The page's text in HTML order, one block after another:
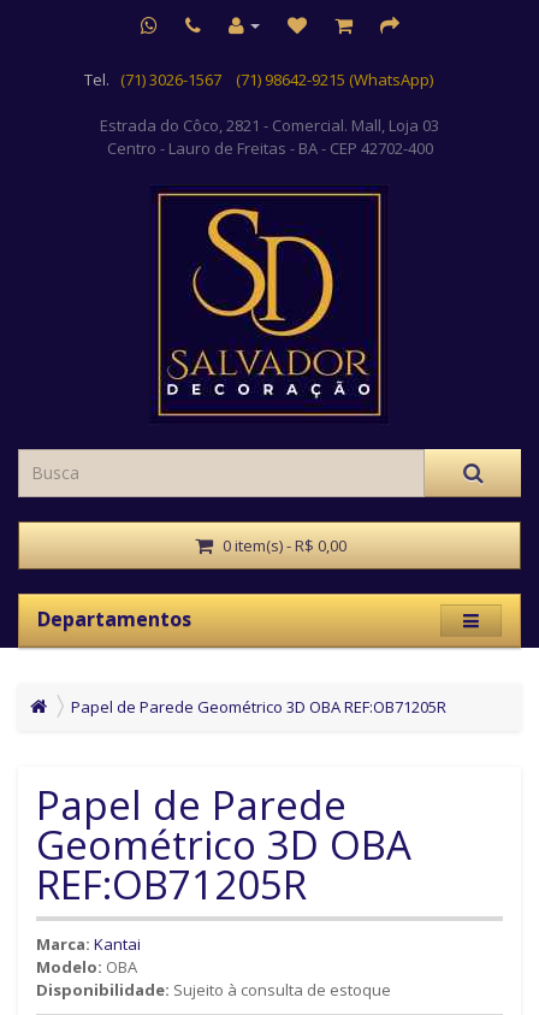
Tel. (71) 3026-1567 (71) 98642-9215 (WhatsApp)
Estrada do Côco, 2821 - Comercial. Mall, Loja 03
Centro - Lauro de Freitas - BA - CEP 42702-400
0 item(s) - R$ 0,00
Departamentos
Papel de Parede Geométrico 3D OBA REF:OB71205R
Papel de Parede
Geométrico 3D OBA
REF:OB71205R
Marca: Kantai
Modelo: OBA
Disponibilidade: Sujeito à consulta de estoque